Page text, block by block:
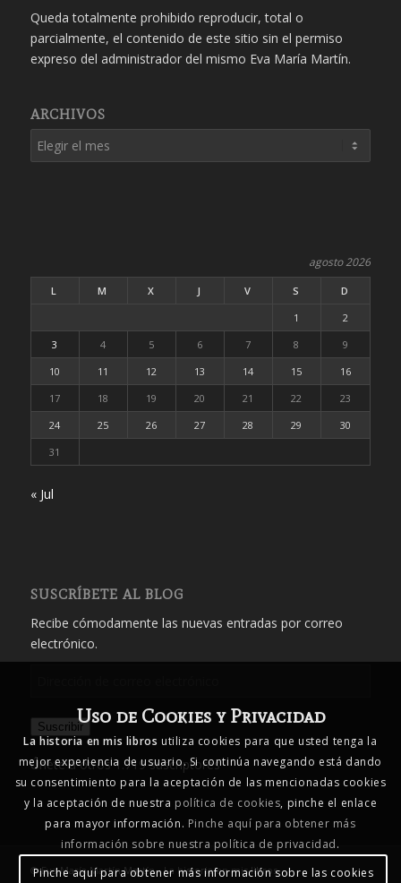
Queda totalmente prohibido reproducir, total o
parcialmente, el contenido de este sitio sin el permiso
expreso del administrador del mismo Eva María Martín.
ARCHIVOS
agosto 2026
L M X J V S
D
1
2
3
4 5 6 7 8
9
10
11 12 13 14 15
16
17
18 19 20 21 22
23
24
25 26 27 28 29
30
31
« Jul
SUSCRÍBETE AL BLOG
Recibe cómodamente las nuevas entradas por correo
electrónico.
correo
electrónico
Suscribir
Únete a otros 1.719 suscriptores
© Eva María Martín Martín - La historia en mis libros
Uso de Cookies y Privacidad
La historia en mis libros utiliza cookies para que usted tenga la
mejor experiencia de usuario. Si continúa navegando está dando
su consentimiento para la aceptación de las mencionadas cookies
y la aceptación de nuestra política de cookies, pinche el enlace
para mayor información. Pinche aquí para obtener más
información sobre nuestra política de privacidad.
Pinche aquí para obtener más información sobre las cookies